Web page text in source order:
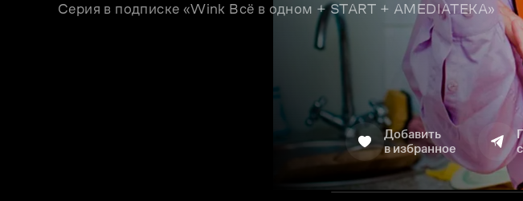
Серия в подписке «Wink Всё в одном + START + AMEDIATEKA»
Добавить
в избранное